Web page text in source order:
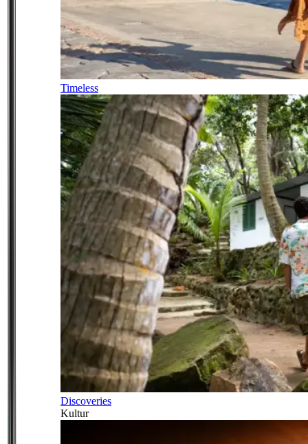
Timeless
Discoveries
Kultur